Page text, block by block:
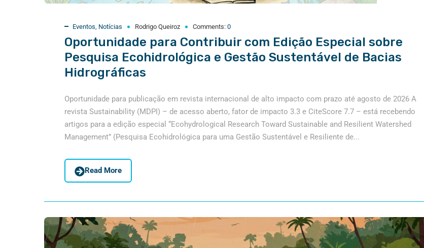
Eventos, Notícias Rodrigo Queiroz Comments: 0
Oportunidade para Contribuir com Edição Especial sobre
Pesquisa Ecohidrológica e Gestão Sustentável de Bacias
Hidrográficas
Oportunidade para publicação em revista internacional de alto impacto com prazo até agosto de 2026 A
revista Sustainability (MDPI) – de acesso aberto, fator de impacto 3.3 e CiteScore 7.7 – está recebendo
artigos para a edição especial “Ecohydrological Research Toward Sustainable and Resilient Watershed
Management” (Pesquisa Ecohidrológica para uma Gestão Sustentável e Resiliente de...
Read More